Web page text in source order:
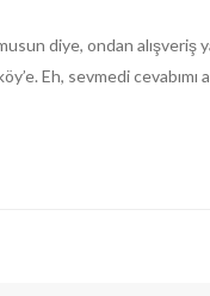
diye, ondan alışveriş
Eh, sevmedi